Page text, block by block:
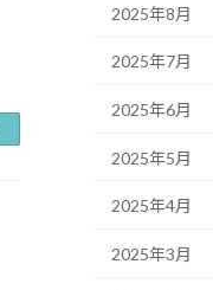
2025年8月
2025年7月
2025年6月
2025年5月
2025年4月
2025年3月